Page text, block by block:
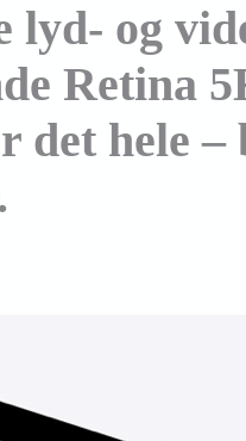
lyd- og
Retina
det hele –